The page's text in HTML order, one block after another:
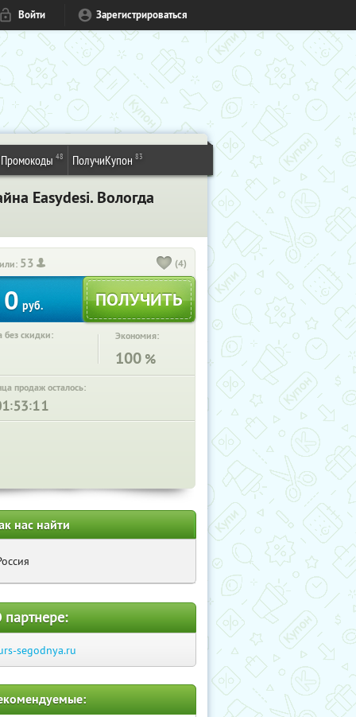
Войти Зарегистрироваться
Промокоды 48 ПолучиКупон 83
Easydesi. Вологда
53 (4)
0 руб.
без скидки: Экономия:
100 %
продаж осталось:
: :
нас найти
партнере:
segodnya.ru